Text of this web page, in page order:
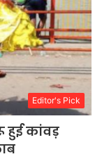
Editor's Pick
कांवड़